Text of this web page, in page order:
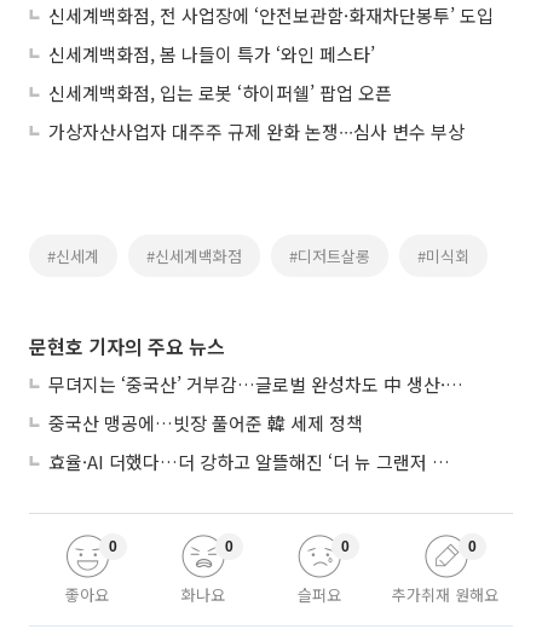
신세계백화점, 전 사업장에 ‘안전보관함·화재차단봉투’ 도입
신세계백화점, 봄 나들이 특가 ‘와인 페스타’
신세계백화점, 입는 로봇 ‘하이퍼쉘’ 팝업 오픈
가상자산사업자 대주주 규제 완화 논쟁∙∙∙심사 변수 부상
#신세계 #신세계백화점 #디저트살롱 #미식회
문현호 기자의 주요 뉴스
무뎌지는 ‘중국산’ 거부감…글로벌 완성차도 中 생산·협력 확대
중국산 맹공에…빗장 풀어준 韓 세제 정책
효율·AI 더했다…더 강하고 알뜰해진 ‘더 뉴 그랜저 하이브리드’
좋아요
0
화나요
0
슬퍼요
0
추가취재 원해요
0